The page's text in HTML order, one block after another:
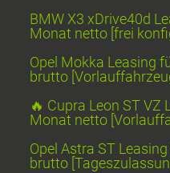
BMW X3 xDrive40d
Monat netto [frei
Opel Mokka Leasing
brutto
🔥 Cupra Leon ST VZ
Monat netto
Opel Astra ST
brutto